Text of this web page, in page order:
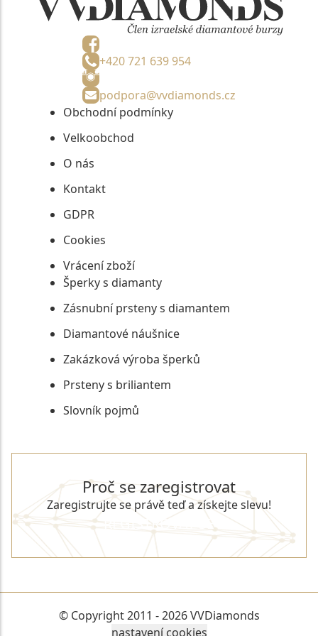
+420 721 639 954
podpora@vvdiamonds.cz
Obchodní podmínky
Velkoobchod
O nás
Kontakt
GDPR
Cookies
Vrácení zboží
Šperky s diamanty
Zásnubní prsteny s diamantem
Diamantové náušnice
Zakázková výroba šperků
Prsteny s briliantem
Slovník pojmů
Proč se zaregistrovat
Zaregistrujte se právě teď a získejte slevu!
REGISTROVAT SE
© Copyright 2011 - 2026 VVDiamonds
nastavení cookies